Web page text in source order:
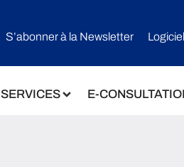
S’abonner à la Newsletter
SERVICES E-